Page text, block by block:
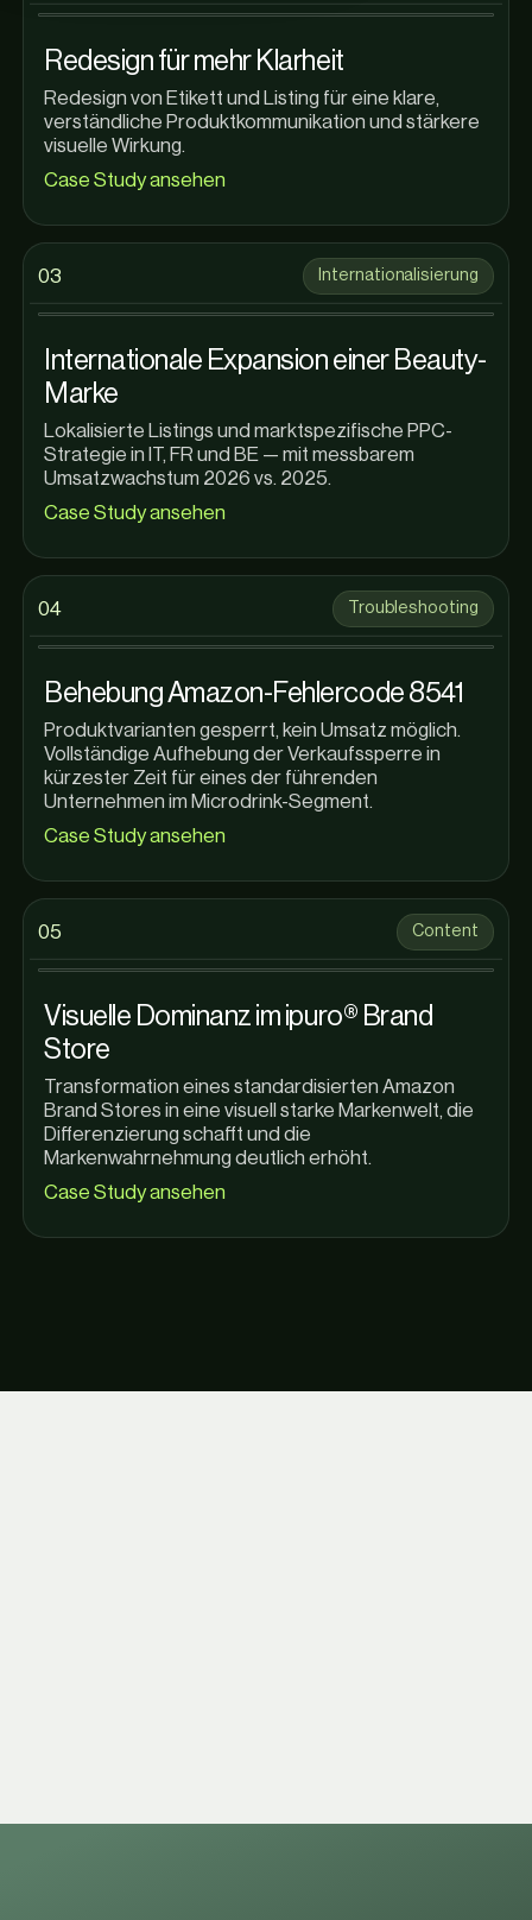
Redesign für mehr Klarheit
Redesign von Etikett und Listing für eine klare,
verständliche Produktkommunikation und stärkere
visuelle Wirkung.
Case Study ansehen
03 Internationalisierung
Internationale Expansion einer Beauty-
Marke
Lokalisierte Listings und marktspezifische PPC-
Strategie in IT, FR und BE — mit messbarem
Umsatzwachstum 2026 vs. 2025.
Case Study ansehen
04 Troubleshooting
Behebung Amazon-Fehlercode 8541
Produktvarianten gesperrt, kein Umsatz möglich.
Vollständige Aufhebung der Verkaufssperre in
kürzester Zeit für eines der führenden
Unternehmen im Microdrink-Segment.
Case Study ansehen
05 Content
Visuelle Dominanz im ipuro® Brand
Store
Transformation eines standardisierten Amazon
Brand Stores in eine visuell starke Markenwelt, die
Differenzierung schafft und die
Markenwahrnehmung deutlich erhöht.
Case Study ansehen